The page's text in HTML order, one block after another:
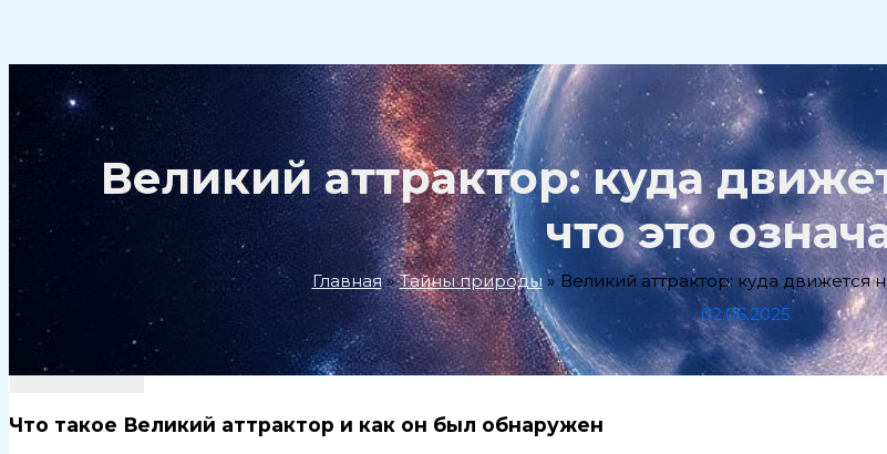
Великий аттрактор: куда
что это
Главная Тайны природы
Великий аттрактор: куда движется
02.06.2025
Что такое Великий аттрактор и как он был обнаружен